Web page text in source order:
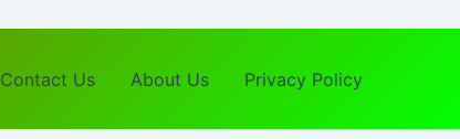
Contact Us About Us Privacy Policy